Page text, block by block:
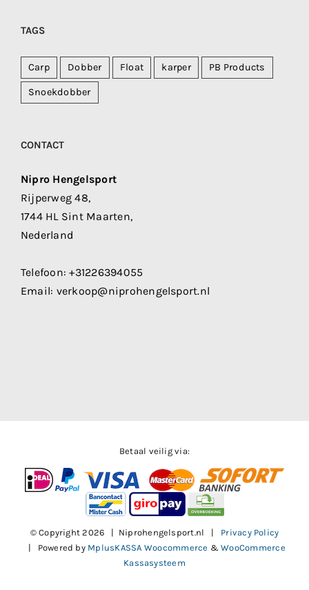
TAGS
Carp Dobber Float karper PB Products
Snoekdobber
CONTACT
Nipro Hengelsport
Rijperweg 48,
1744 HL Sint Maarten,
Nederland
Telefoon:+31226394055
Email: verkoop@niprohengelsport.nl
Betaal veilig via:
© Copyright2026 | Niprohengelsport.nl | Privacy Policy
| Powered by MplusKASSA Woocommerce &WooCommerce
Kassasysteem